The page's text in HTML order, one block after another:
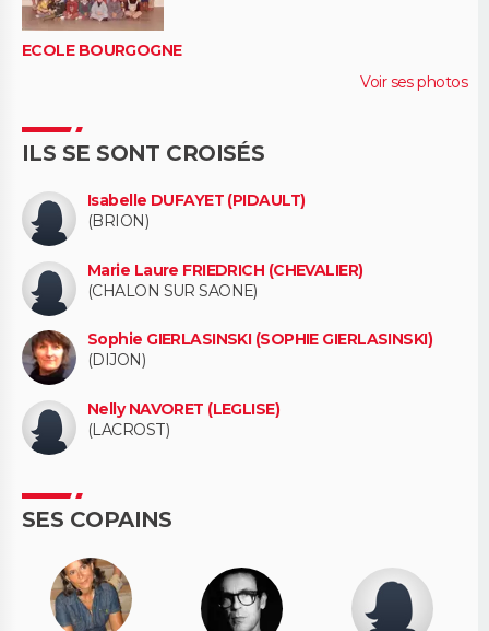
ECOLE BOURGOGNE
Voir ses photos
ILS SE SONT CROISÉS
Isabelle DUFAYET (PIDAULT)
(BRION)
Marie Laure FRIEDRICH (CHEVALIER)
(CHALON SUR SAONE)
Sophie GIERLASINSKI (SOPHIE GIERLASINSKI)
(DIJON)
Nelly NAVORET (LEGLISE)
(LACROST)
SES COPAINS